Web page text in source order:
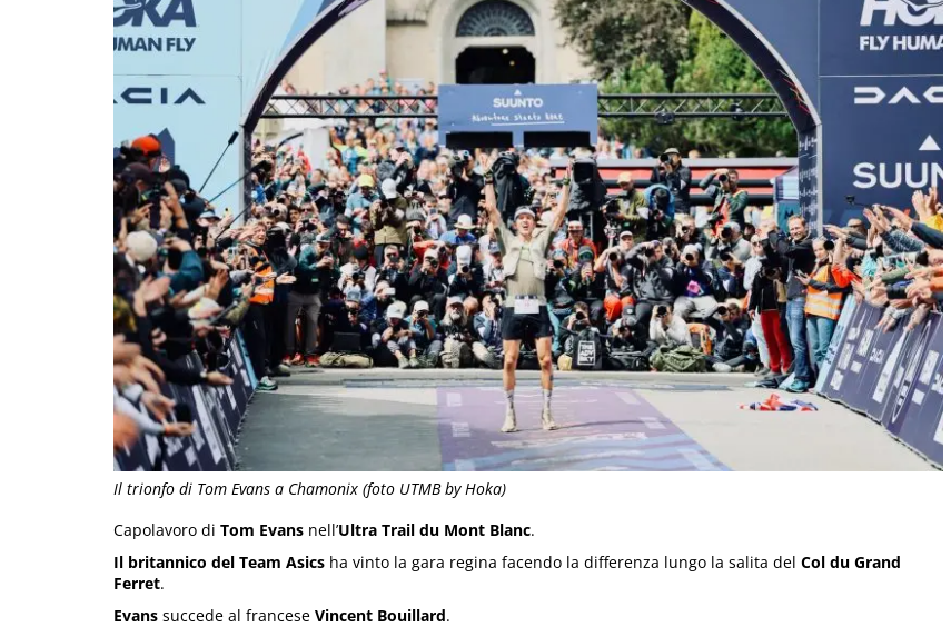
Il trionfo di Tom Evans a Chamonix (foto UTMB by Hoka)
Capolavoro di Tom Evans nell’Ultra Trail du Mont Blanc.
Il britannico del Team Asics ha vinto la gara regina facendo la differenza lungo la salita del Col du Grand
Ferret.
Evans succede al francese Vincent Bouillard.